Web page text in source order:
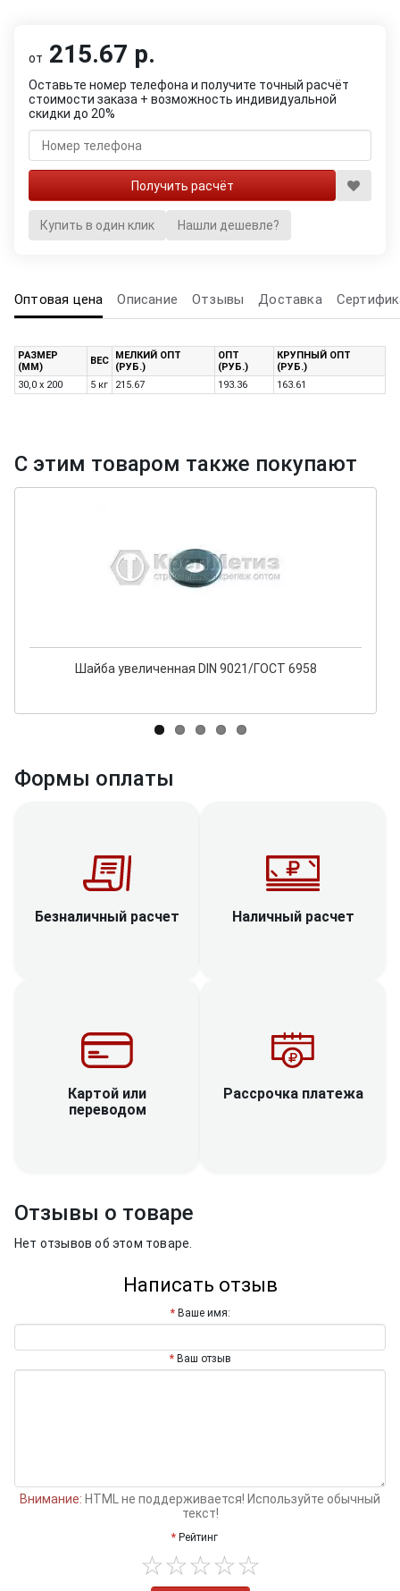
от 215.67 р.
Оставьте номер телефона и получите точный расчёт
стоимости заказа + возможность индивидуальной
скидки до 20%
Купить в один клик Нашли дешевле?
Оптовая цена Описание Отзывы Доставка
РАЗМЕР
(ММ)
ВЕС
МЕЛКИЙ ОПТ
(РУБ.)
ОПТ
(РУБ.)
КРУПНЫЙ ОПТ
(РУБ.)
30,0 x 200
5 кг 215.67 193.36 163.61
С этим товаром также покупают
Шайба увеличенная DIN 9021/ГОСТ 6958
Формы оплаты
Безналичный расчет Наличный расчет
Картой или
переводом
Рассрочка платежа
Отзывы о товаре
Нет отзывов об этом товаре.
Написать отзыв
Ваше имя:
Ваш отзыв
Внимание: HTML не поддерживается! Используйте обычный
текст!
Рейтинг